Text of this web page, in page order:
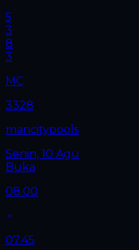
5
3
8
3
MC
3328
mancitypools
Senin, 10 Agu
Buka
08.00
07.45